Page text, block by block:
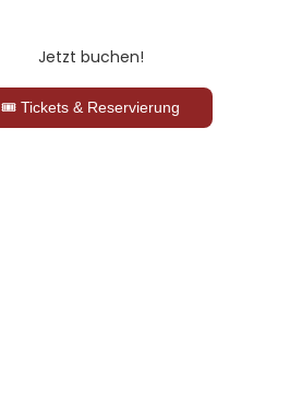
Jetzt buchen!
🎟 Tickets & Reservierung